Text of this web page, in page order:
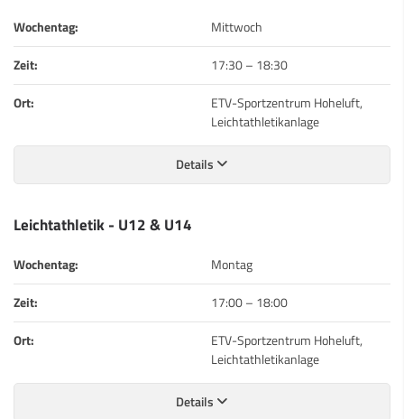
Wochentag:
Mittwoch
Zeit:
17:30– 18:30
Ort:
ETV-Sportzentrum Hoheluft,
Leichtathletikanlage
Details
Leichtathletik - U12 & U14
Wochentag:
Montag
Zeit:
17:00– 18:00
Ort:
ETV-Sportzentrum Hoheluft,
Leichtathletikanlage
Details